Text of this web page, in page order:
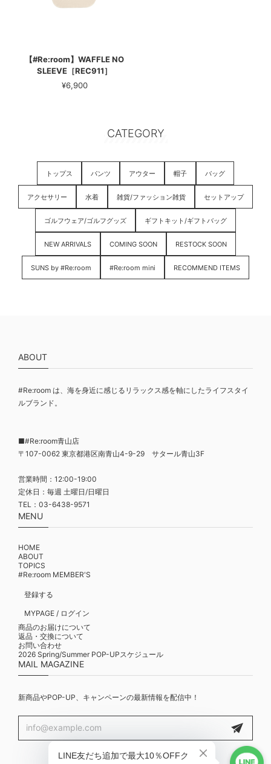
【#Re:room】WAFFLE NO
SLEEVE［REC911］
¥6,900
CATEGORY
トップス パンツ アウター 帽子 バッグ
アクセサリー 水着 雑貨/ファッション雑貨 セットアップ
ゴルフウェア/ゴルフグッズ ギフトキット/ギフトバッグ
NEW ARRIVALS COMING SOON RESTOCK SOON
SUNS by #Re:room #Re:room mini RECOMMEND ITEMS
ABOUT
#Re:room は、海を身近に感じるリラックス感を軸にしたライフスタイ
ルブランド。
■#Re:room青山店
〒107-0062 東京都港区南青山4-9-29 サタール青山3F
営業時間：12:00-19:00
定休日：毎週 土曜日/日曜日
TEL：03-6438-9571
MENU
HOME
ABOUT
TOPICS
#Re:room MEMBER'S
登録する
MYPAGE / ログイン
商品のお届けについて
返品・交換について
お問い合わせ
2026 Spring/Summer POP-UPスケジュール
MAIL MAGAZINE
新商品やPOP-UP、キャンペーンの最新情報を配信中！